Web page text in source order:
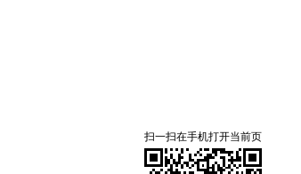
扫一扫在手机打开当前页